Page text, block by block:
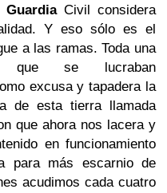
GuardiaCivil considera
Y eso sólo es el
a las ramas. Toda una
que se lucraban
excusa y tapadera la
de esta tierra llamada
que ahora nos lacera y
en funcionamiento
para más escarnio de
acudimos cada cuatro